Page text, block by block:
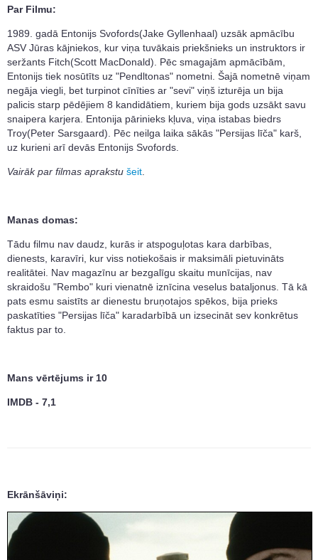
Par Filmu:
1989. gadā Entonijs Svofords(Jake Gyllenhaal) uzsāk apmācību
ASV Jūras kājniekos, kur viņa tuvākais priekšnieks un instruktors ir
seržants Fitch(Scott MacDonald). Pēc smagajām apmācībām,
Entonijs tiek nosūtīts uz "Pendltonas" nometni. Šajā nometnē viņam
negāja viegli, bet turpinot cīnīties ar "sevi" viņš izturēja un bija
palicis starp pēdējiem 8 kandidātiem, kuriem bija gods uzsākt savu
snaipera karjera. Entonija pārinieks kļuva, viņa istabas biedrs
Troy(Peter Sarsgaard). Pēc neilga laika sākās "Persijas līča" karš,
uz kurieni arī devās Entonijs Svofords.
Vairāk par filmas aprakstu šeit
Manas domas:
Tādu filmu nav daudz, kurās ir atspoguļotas kara darbības,
dienests, karavīri, kur viss notiekošais ir maksimāli pietuvināts
realitātei. Nav magazīnu ar bezgalīgu skaitu munīcijas, nav
skraidošu "Rembo" kuri vienatnē iznīcina veselus bataljonus. Tā kā
pats esmu saistīts ar dienestu bruņotajos spēkos, bija prieks
paskatīties "Persijas līča" karadarbībā un izsecināt sev konkrētus
faktus par to.
Mans vērtējums ir 10
IMDB - 7,1
Ekrānšāviņi: